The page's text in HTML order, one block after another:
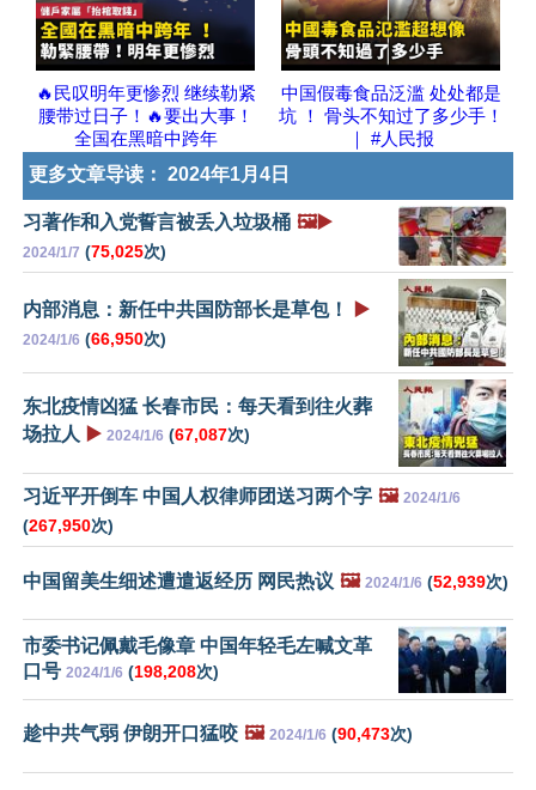
🔥民叹明年更惨烈 继续勒紧
腰带过日子！🔥要出大事！
全国在黑暗中跨年
中国假毒食品泛滥 处处都是
坑 ！ 骨头不知过了多少手！
｜ #人民报
更多文章导读： 2024年1月4日
习著作和入党誓言被丢入垃圾桶 🖼️▶️
2024/1/7 (75,025次)
内部消息：新任中共国防部长是草包！ ▶️
2024/1/6 (66,950次)
东北疫情凶猛 长春市民：每天看到往火葬
场拉人 ▶️ 2024/1/6 (67,087次)
习近平开倒车 中国人权律师团送习两个字 🖼️ 2024/1/6
(267,950次)
中国留美生细述遭遣返经历 网民热议 🖼️ 2024/1/6 (52,939次)
市委书记佩戴毛像章 中国年轻毛左喊文革
口号 2024/1/6 (198,208次)
趁中共气弱 伊朗开口猛咬 🖼️ 2024/1/6 (90,473次)